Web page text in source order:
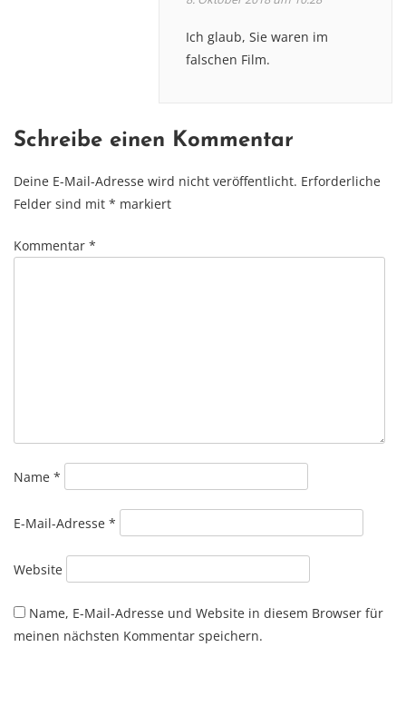
Ich glaub, Sie waren im
falschen Film.
Schreibe einen Kommentar
Deine E-Mail-Adresse wird nicht veröffentlicht. Erforderliche
Felder sind mit * markiert
Kommentar *
Name *
E-Mail-Adresse *
Website
Name, E-Mail-Adresse und Website in diesem Browser für
meinen nächsten Kommentar speichern.